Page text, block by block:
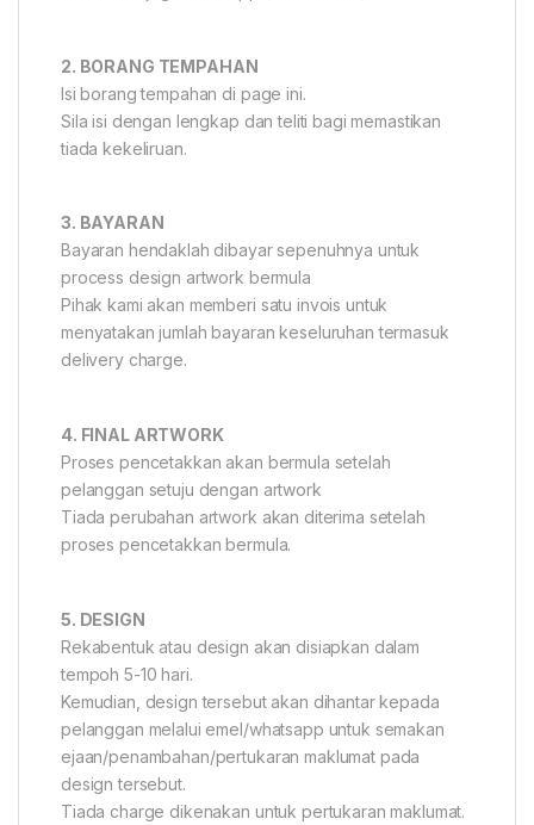
2. BORANG TEMPAHAN
Isi borang tempahan di page ini.
Sila isi dengan lengkap dan teliti bagi memastikan
tiada kekeliruan.
3. BAYARAN
Bayaran hendaklah dibayar sepenuhnya untuk
process design artwork bermula
Pihak kami akan memberi satu invois untuk
menyatakan jumlah bayaran keseluruhan termasuk
delivery charge.
4. FINAL ARTWORK
Proses pencetakkan akan bermula setelah
pelanggan setuju dengan artwork
Tiada perubahan artwork akan diterima setelah
proses pencetakkan bermula.
5. DESIGN
Rekabentuk atau design akan disiapkan dalam
tempoh 5-10 hari.
Kemudian, design tersebut akan dihantar kepada
pelanggan melalui emel/whatsapp untuk semakan
ejaan/penambahan/pertukaran maklumat pada
design tersebut.
Tiada charge dikenakan untuk pertukaran maklumat.